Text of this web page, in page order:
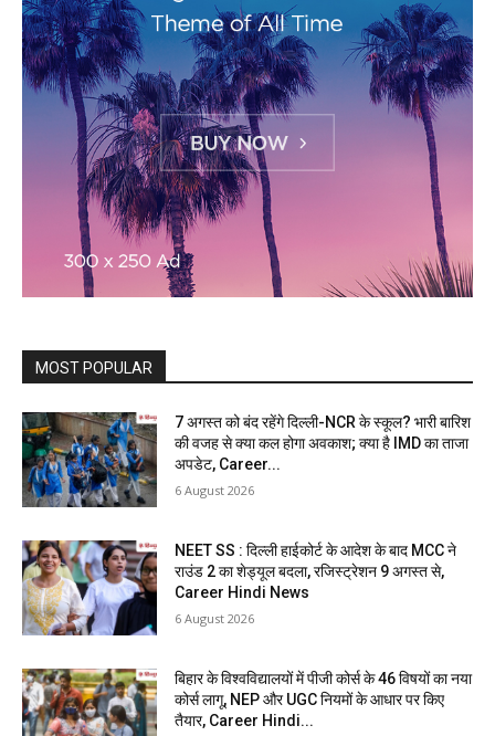
MOST POPULAR
7 अगस्त को बंद रहेंगे दिल्ली-NCR के स्कूल? भारी बारिश
की वजह से क्या कल होगा अवकाश; क्या है IMD का ताजा
अपडेट, Career...
6 August 2026
NEET SS : दिल्ली हाईकोर्ट के आदेश के बाद MCC ने
राउंड 2 का शेड्यूल बदला, रजिस्ट्रेशन 9 अगस्त से,
Career Hindi News
6 August 2026
बिहार के विश्वविद्यालयों में पीजी कोर्स के 46 विषयों का नया
कोर्स लागू, NEP और UGC नियमों के आधार पर किए
तैयार, Career Hindi...